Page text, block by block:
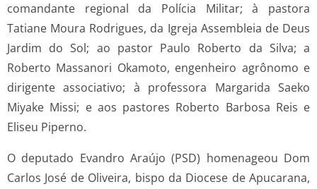
comandante regional da Polícia Militar; à pastora
Tatiane Moura Rodrigues, da Igreja Assembleia de Deus
Jardim do Sol; ao pastor Paulo Roberto da Silva; a
Roberto Massanori Okamoto, engenheiro agrônomo e
dirigente associativo; à professora Margarida Saeko
Miyake Missi; e aos pastores Roberto Barbosa Reis e
Eliseu Piperno.
O deputado Evandro Araújo (PSD) homenageou Dom
Carlos José de Oliveira, bispo da Diocese de Apucarana,